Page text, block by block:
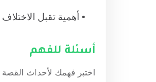
أهمية تقبل
أسئلة للفهم
اختبر فهمك لأحداث القصة